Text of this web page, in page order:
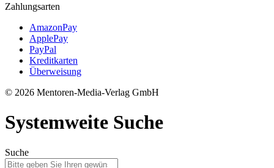
Zahlungsarten
AmazonPay
ApplePay
PayPal
Kreditkarten
Überweisung
© 2026 Mentoren-Media-Verlag GmbH
Systemweite Suche
Suche